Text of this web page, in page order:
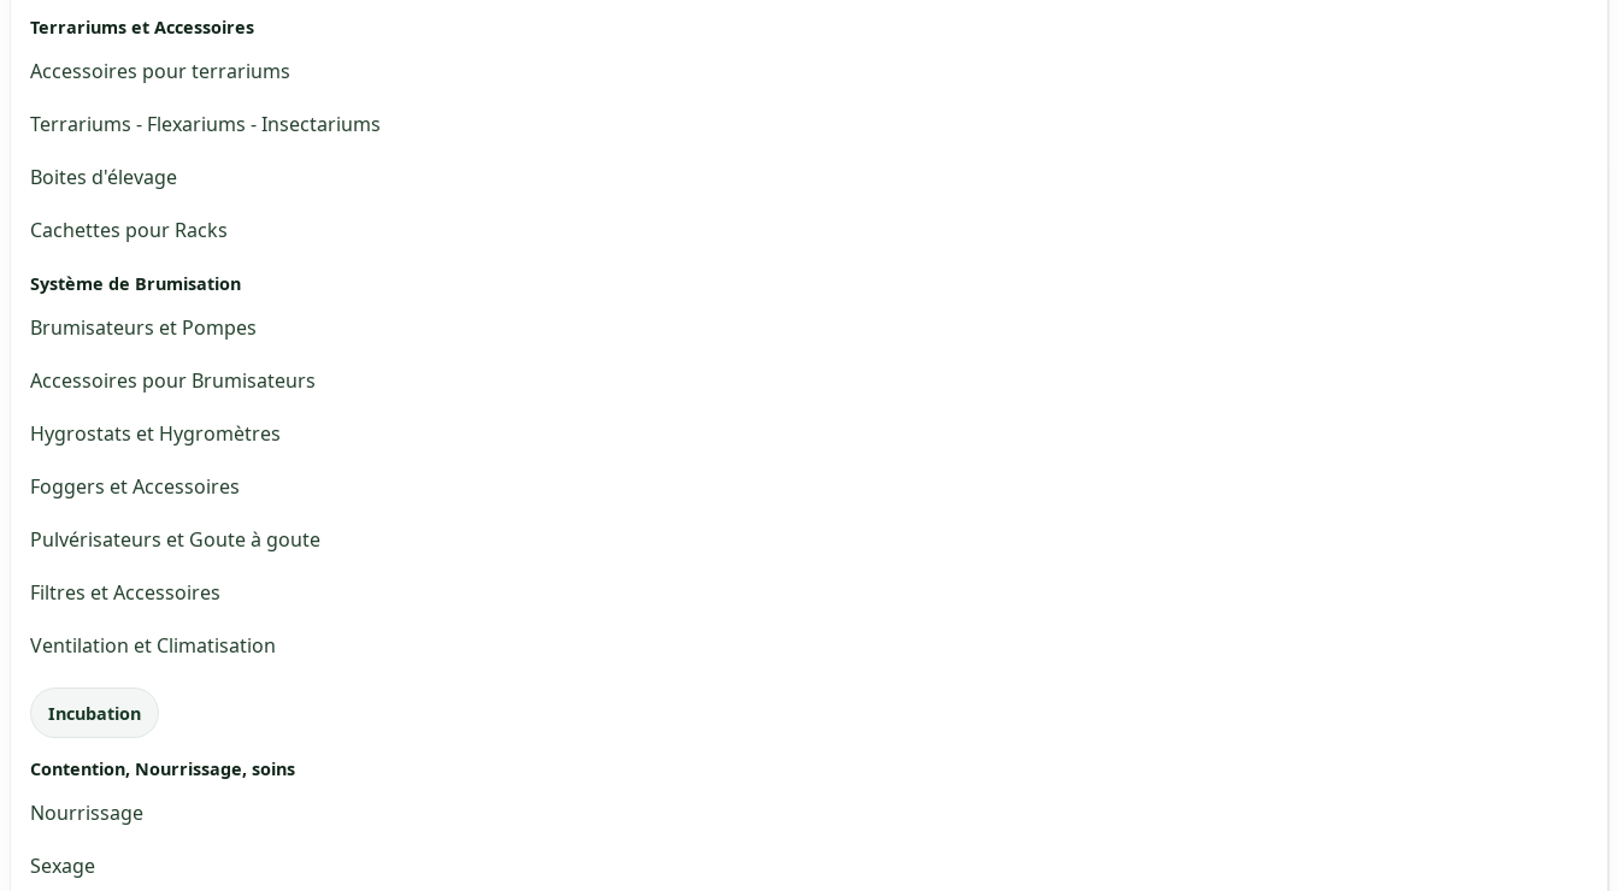
Terrariums et Accessoires
Accessoires pour terrariums
Terrariums - Flexariums - Insectariums
Boites d'élevage
Cachettes pour Racks
Système de Brumisation
Brumisateurs et Pompes
Accessoires pour Brumisateurs
Hygrostats et Hygromètres
Foggers et Accessoires
Pulvérisateurs et Goute à goute
Filtres et Accessoires
Ventilation et Climatisation
Incubation
Contention, Nourrissage, soins
Nourrissage
Sexage